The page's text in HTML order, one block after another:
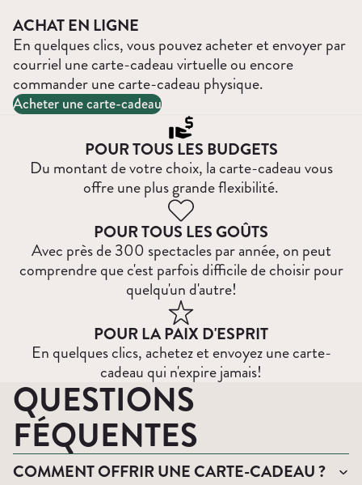
ACHAT EN LIGNE
En quelques clics, vous pouvez acheter et envoyer par
courriel une carte-cadeau virtuelle ou encore
commander une carte-cadeau physique.
Acheter une carte-cadeau
POUR TOUS LES BUDGETS
Du montant de votre choix, la carte-cadeau vous
offre une plus grande flexibilité.
POUR TOUS LES GOÛTS
Avec près de 300 spectacles par année, on peut
comprendre que c'est parfois difficile de choisir pour
quelqu'un d'autre!
POUR LA PAIX D'ESPRIT
En quelques clics, achetez et envoyez une carte-
cadeau qui n'expire jamais!
QUESTIONS
FÉQUENTES
COMMENT OFFRIR UNE CARTE-CADEAU ?